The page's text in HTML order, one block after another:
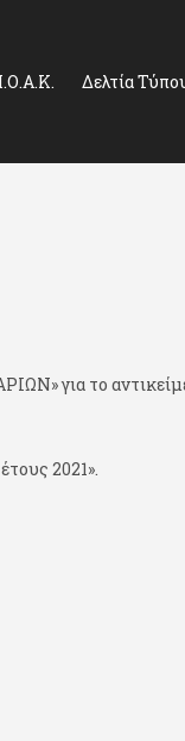
Δελτία
για το
2021».